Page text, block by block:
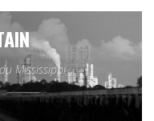
Mississippi